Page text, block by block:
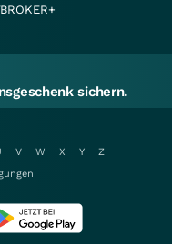
sichern.
V W X Y
Z